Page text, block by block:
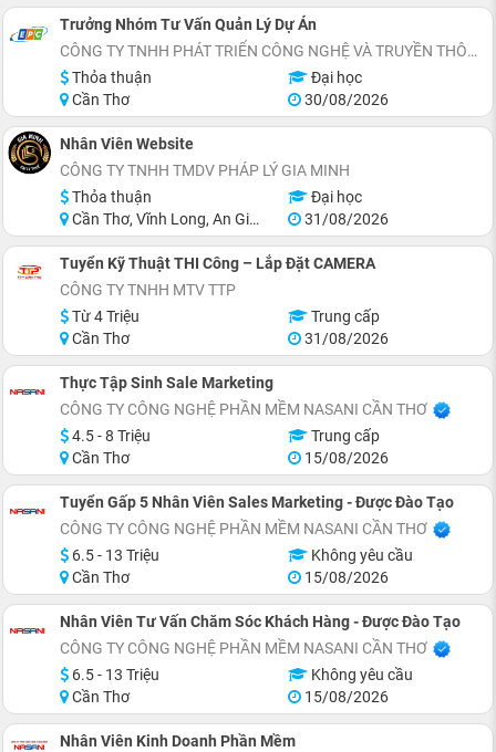
Trưởng Nhóm Tư Vấn Quản Lý Dự Án
CÔNG TY TNHH PHÁT TRIỂN CÔNG NGHỆ VÀ TRUYỀN THÔNG EPC
Thỏa thuận
Đại học
Cần Thơ
30/08/2026
Nhân Viên Website
CÔNG TY TNHH TMDV PHÁP LÝ GIA MINH
Thỏa thuận
Đại học
Cần Thơ, Vĩnh Long, An Giang, Kiên Giang, Đồng Tháp, Tiền Giang
31/08/2026
Tuyển Kỹ Thuật THI Công – Lắp Đặt CAMERA
CÔNG TY TNHH MTV TTP
Từ 4 Triệu
Trung cấp
Cần Thơ
31/08/2026
Thực Tập Sinh Sale Marketing
CÔNG TY CÔNG NGHỆ PHẦN MỀM NASANI CẦN THƠ
4.5 - 8 Triệu
Trung cấp
Cần Thơ
15/08/2026
Tuyển Gấp 5 Nhân Viên Sales Marketing - Được Đào Tạo
CÔNG TY CÔNG NGHỆ PHẦN MỀM NASANI CẦN THƠ
6.5 - 13 Triệu
Không yêu cầu
Cần Thơ
15/08/2026
Nhân Viên Tư Vấn Chăm Sóc Khách Hàng - Được Đào Tạo
CÔNG TY CÔNG NGHỆ PHẦN MỀM NASANI CẦN THƠ
6.5 - 13 Triệu
Không yêu cầu
Cần Thơ
15/08/2026
Nhân Viên Kinh Doanh Phần Mềm